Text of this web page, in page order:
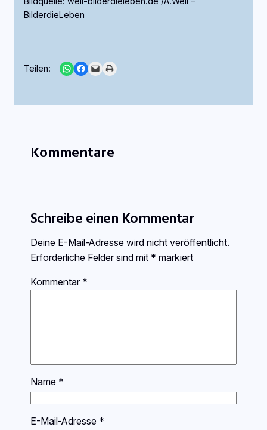
BilderdieLeben
Teilen: Share on WhatsApp
Share on Facebook
Email this PagePrint this Page
Kommentare
Schreibe einen Kommentar
Deine E-Mail-Adresse wird nicht veröffentlicht.
Erforderliche Felder sind mit * markiert
Kommentar *
Name *
E-Mail-Adresse *